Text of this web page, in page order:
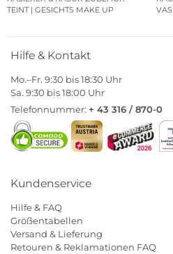
TEINT | GESICHTS MAKE UP
Hilfe & Kontakt
Mo.–Fr. 9:30 bis 18:30 Uhr
Sa. 9:30 bis 18:00 Uhr
Telefonnummer: + 43 316 / 870-0
Kundenservice
Hilfe & FAQ
Größentabellen
Versand & Lieferung
Retouren & Reklamationen FAQ